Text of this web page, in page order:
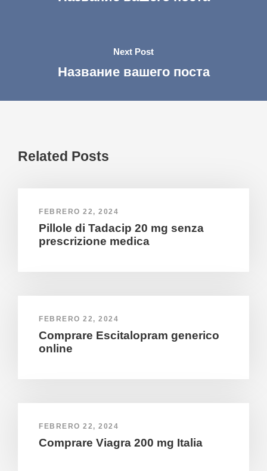
Next Post
Название вашего поста
Related Posts
FEBRERO 22, 2024
Pillole di Tadacip 20 mg senza
prescrizione medica
FEBRERO 22, 2024
Comprare Escitalopram generico
online
FEBRERO 22, 2024
Comprare Viagra 200 mg Italia